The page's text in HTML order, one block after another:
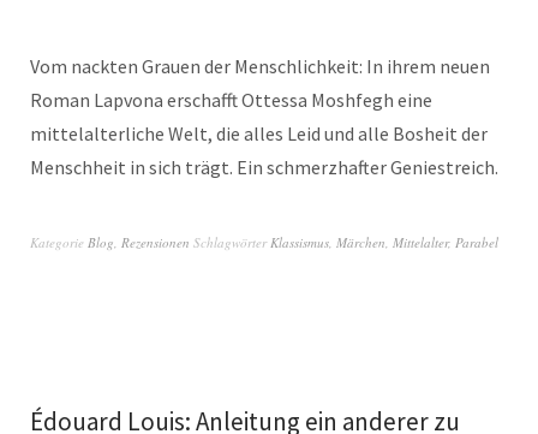
Vom nackten Grauen der Menschlichkeit: In ihrem neuen
Roman Lapvona erschafft Ottessa Moshfegh eine
mittelalterliche Welt, die alles Leid und alle Bosheit der
Menschheit in sich trägt. Ein schmerzhafter Geniestreich.
Kategorie Blog Rezensionen Schlagwörter Klassismus Märchen Mittelalter, Parabel
Édouard Louis: Anleitung ein anderer zu